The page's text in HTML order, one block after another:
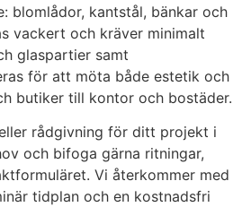
blomlådor, kantstål, bänkar och
vackert och kräver minimalt
glaspartier samt
för att möta både estetik och
butiker till kontor och bostäder.
rådgivning för ditt projekt i
och bifoga gärna ritningar,
Vi återkommer med
tidplan och en kostnadsfri